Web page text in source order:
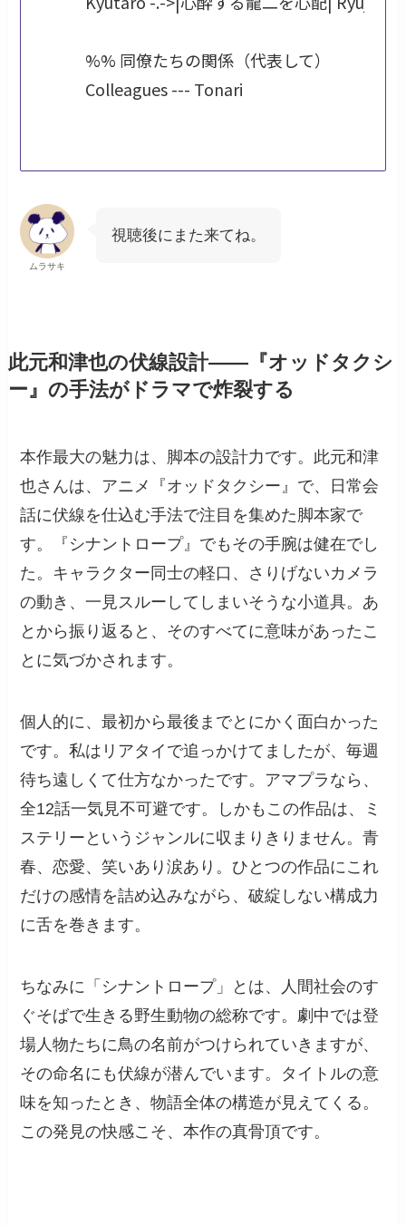
ムラサキ
視聴後にまた来てね。
此元和津也の伏線設計——『オッドタクシ
ー』の手法がドラマで炸裂する
本作最大の魅力は、脚本の設計力です。此元和津
也さんは、アニメ『オッドタクシー』で、日常会
話に伏線を仕込む手法で注目を集めた脚本家で
す。『シナントロープ』でもその手腕は健在でし
た。キャラクター同士の軽口、さりげないカメラ
の動き、一見スルーしてしまいそうな小道具。あ
とから振り返ると、そのすべてに意味があったこ
とに気づかされます。
個人的に、最初から最後までとにかく面白かった
です。私はリアタイで追っかけてましたが、毎週
待ち遠しくて仕方なかったです。アマプラなら、
全12話一気見不可避です。しかもこの作品は、ミ
ステリーというジャンルに収まりきりません。青
春、恋愛、笑いあり涙あり。ひとつの作品にこれ
だけの感情を詰め込みながら、破綻しない構成力
に舌を巻きます。
ちなみに「シナントロープ」とは、人間社会のす
ぐそばで生きる野生動物の総称です。劇中では登
場人物たちに鳥の名前がつけられていきますが、
その命名にも伏線が潜んでいます。タイトルの意
味を知ったとき、物語全体の構造が見えてくる。
この発見の快感こそ、本作の真骨頂です。